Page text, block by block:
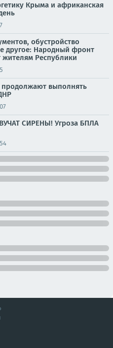
Крыма и африканская
обустройство
другое: Народный фронт
жителям Республики
выполнять
СИРЕНЫ! Угроза БПЛА